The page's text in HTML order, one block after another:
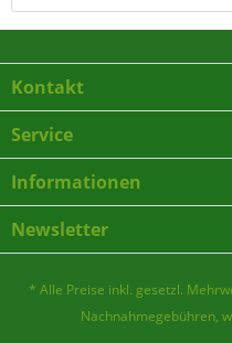
Kontakt
Service
Informationen
Newsletter
* Alle Preise inkl. gesetzl.
Nachnahmegebühren,